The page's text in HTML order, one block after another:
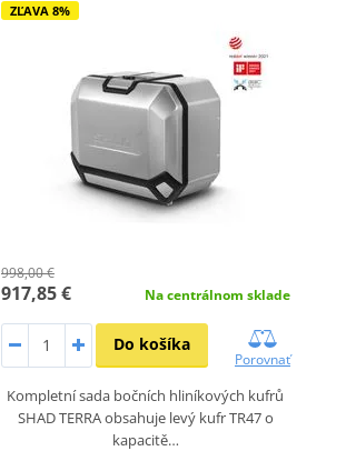
ZĽAVA 8%
998,00 €
917,85 € Na centrálnom sklade
Do košíka
Porovnať
Kompletní sada bočních hliníkových kufrů
SHAD TERRA obsahuje levý kufr TR47 o
kapacitě…